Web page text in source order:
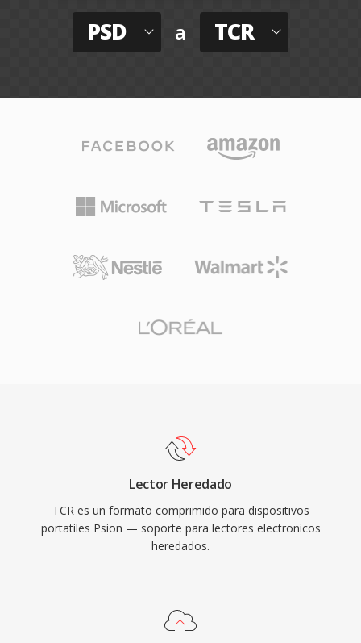
PSD a TCR
Lector Heredado
TCR es un formato comprimido para dispositivos
portatiles Psion — soporte para lectores electronicos
heredados.